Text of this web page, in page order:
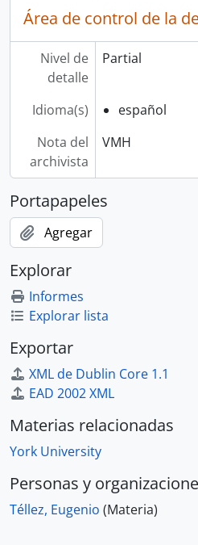
Área de control de la
Nivel de
detalle
Partial
Idioma(s)
español
Nota del
archivista
VMH
Portapapeles
Agregar
Explorar
Informes
Explorar lista
Exportar
XML de Dublin Core 1.1
EAD 2002 XML
Materias relacionadas
York University
Personas y
Téllez, Eugenio (Materia)